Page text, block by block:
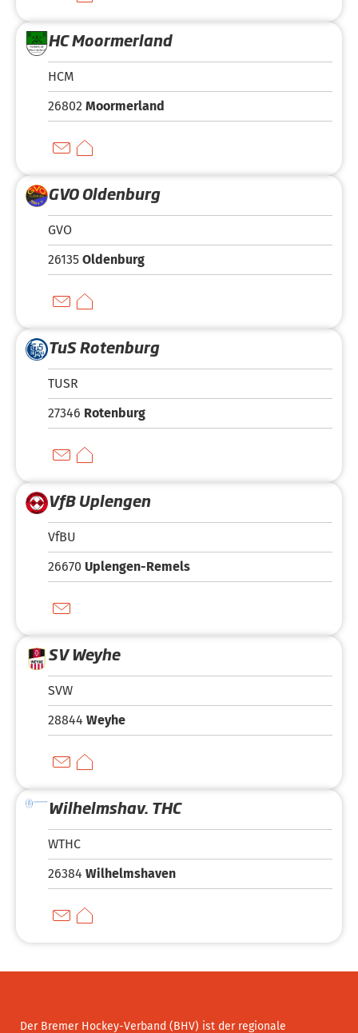
HC Moormerland
HCM
26802 Moormerland
GVO Oldenburg
GVO
26135 Oldenburg
TuS Rotenburg
TUSR
27346 Rotenburg
VfB Uplengen
VfBU
26670 Uplengen-Remels
SV Weyhe
SVW
28844 Weyhe
Wilhelmshav. THC
WTHC
26384 Wilhelmshaven
Der Bremer Hockey-Verband (BHV) ist der regionale